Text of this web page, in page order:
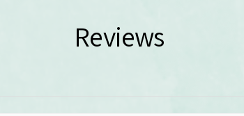
Reviews